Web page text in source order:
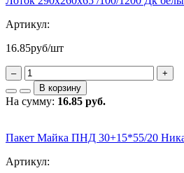
Артикул:
16.85руб/шт
–
+
В корзину
На сумму: 16.85 руб.
Пакет Майка ПНД 30+15*55/20
Артикул: